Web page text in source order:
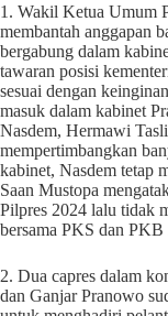
1. Wakil Ketua Umum
membantah anggapan
bergabung dalam
tawaran posisi
sesuai dengan
masuk dalam kabinet
Nasdem, Hermawi
mempertimbangkan
kabinet, Nasdem tetap
Saan Mustopa
Pilpres 2024 lalu tidak
bersama PKS dan
2. Dua capres dalam
dan Ganjar Pranowo